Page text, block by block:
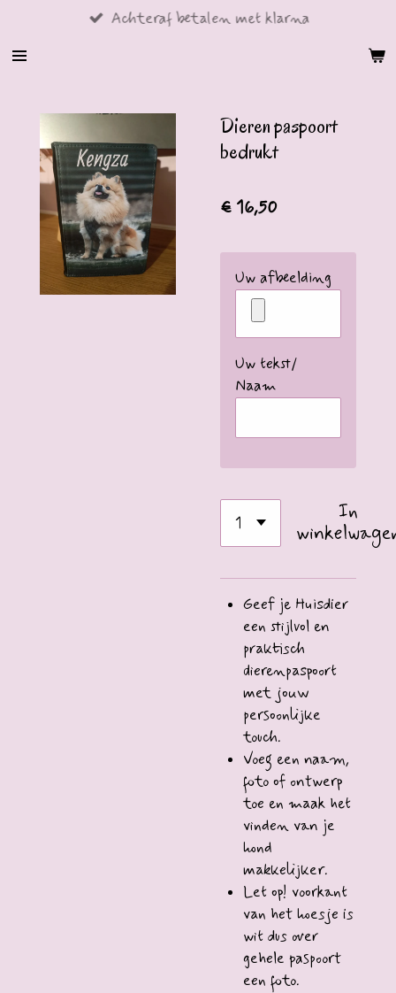
naar
Achteraf betalen met klarna
Dieren paspoort
bedrukt
€ 16,50
Uw afbeelding
Uw tekst/
Naam
In
Geef je Huisdier
een stijlvol en
praktisch
dierenpaspoort
met jouw
persoonlijke
touch.
Voeg een naam,
foto of ontwerp
toe en maak het
vinden van je
hond
makkelijker.
Let op! voorkant
van het hoesje is
wit dus over
gehele paspoort
een foto.